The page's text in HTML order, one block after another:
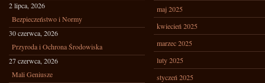
2 lipca, 2026
Bezpieczeństwo i Normy
30 czerwca, 2026
Przyroda i Ochrona Środowiska
27 czerwca, 2026
Mali Geniusze
maj 2025
kwiecień 2025
marzec 2025
luty 2025
styczeń 2025